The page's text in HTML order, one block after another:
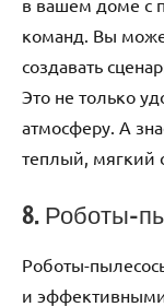
команд. Вы
создавать
Это не только
атмосферу. А
теплый, мягкий
8. Роботы-
Роботы-
и